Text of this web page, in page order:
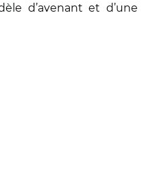
d’avenant et d’une